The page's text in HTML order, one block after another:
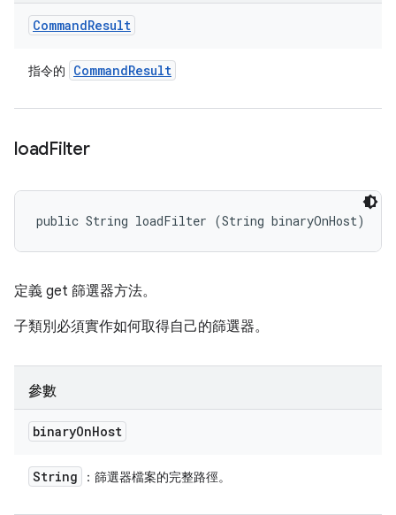
CommandResult
指令的 CommandResult
loadFilter
public String loadFilter (String binaryOnHost)
定義 get 篩選器方法。
子類別必須實作如何取得自己的篩選器。
參數
binaryOnHost
String ：篩選器檔案的完整路徑。